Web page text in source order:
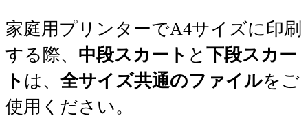
家庭用プリンターでA4サイズに印刷
する際、 中段スカート と 下段スカー
ト は、 全サイズ共通のファイルをご
使用ください。